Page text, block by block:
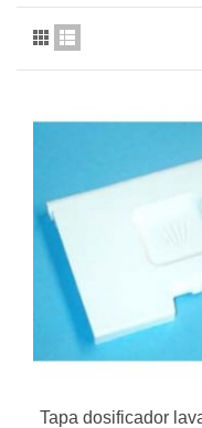
Tapa dosificador